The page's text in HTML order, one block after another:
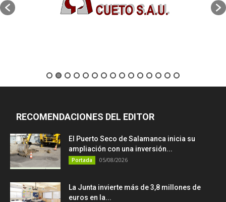
RECOMENDACIONES DEL EDITOR
El Puerto Seco de Salamanca inicia su
ampliación con una inversión...
Portada 05/08/2026
La Junta invierte más de 3,8 millones de
euros en la...